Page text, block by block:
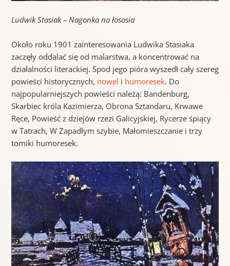
Ludwik Stasiak – Nagonka na łososia
Około roku 1901 zainteresowania Ludwika Stasiaka
zaczęły oddalać się od malarstwa, a koncentrować na
działalności literackiej. Spod jego pióra wyszedł cały szereg
powieści historycznych, nowel i humoresek. Do
najpopularniejszych powieści należą: Bandenburg,
Skarbiec króla Kazimierza, Obrona Sztandaru, Krwawe
Ręce, Powieść z dziejów rzezi Galicyjskiej, Rycerze śpiący
w Tatrach, W Zapadłym szybie, Małomieszczanie i trzy
tomiki humoresek.